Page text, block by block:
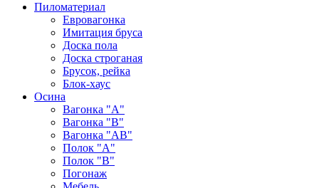
Пиломатериал
Евровагонка
Имитация бруса
Доска пола
Доска строганая
Брусок, рейка
Блок-хаус
Осина
Вагонка "А"
Вагонка "B"
Вагонка "АB"
Полок "А"
Полок "B"
Погонаж